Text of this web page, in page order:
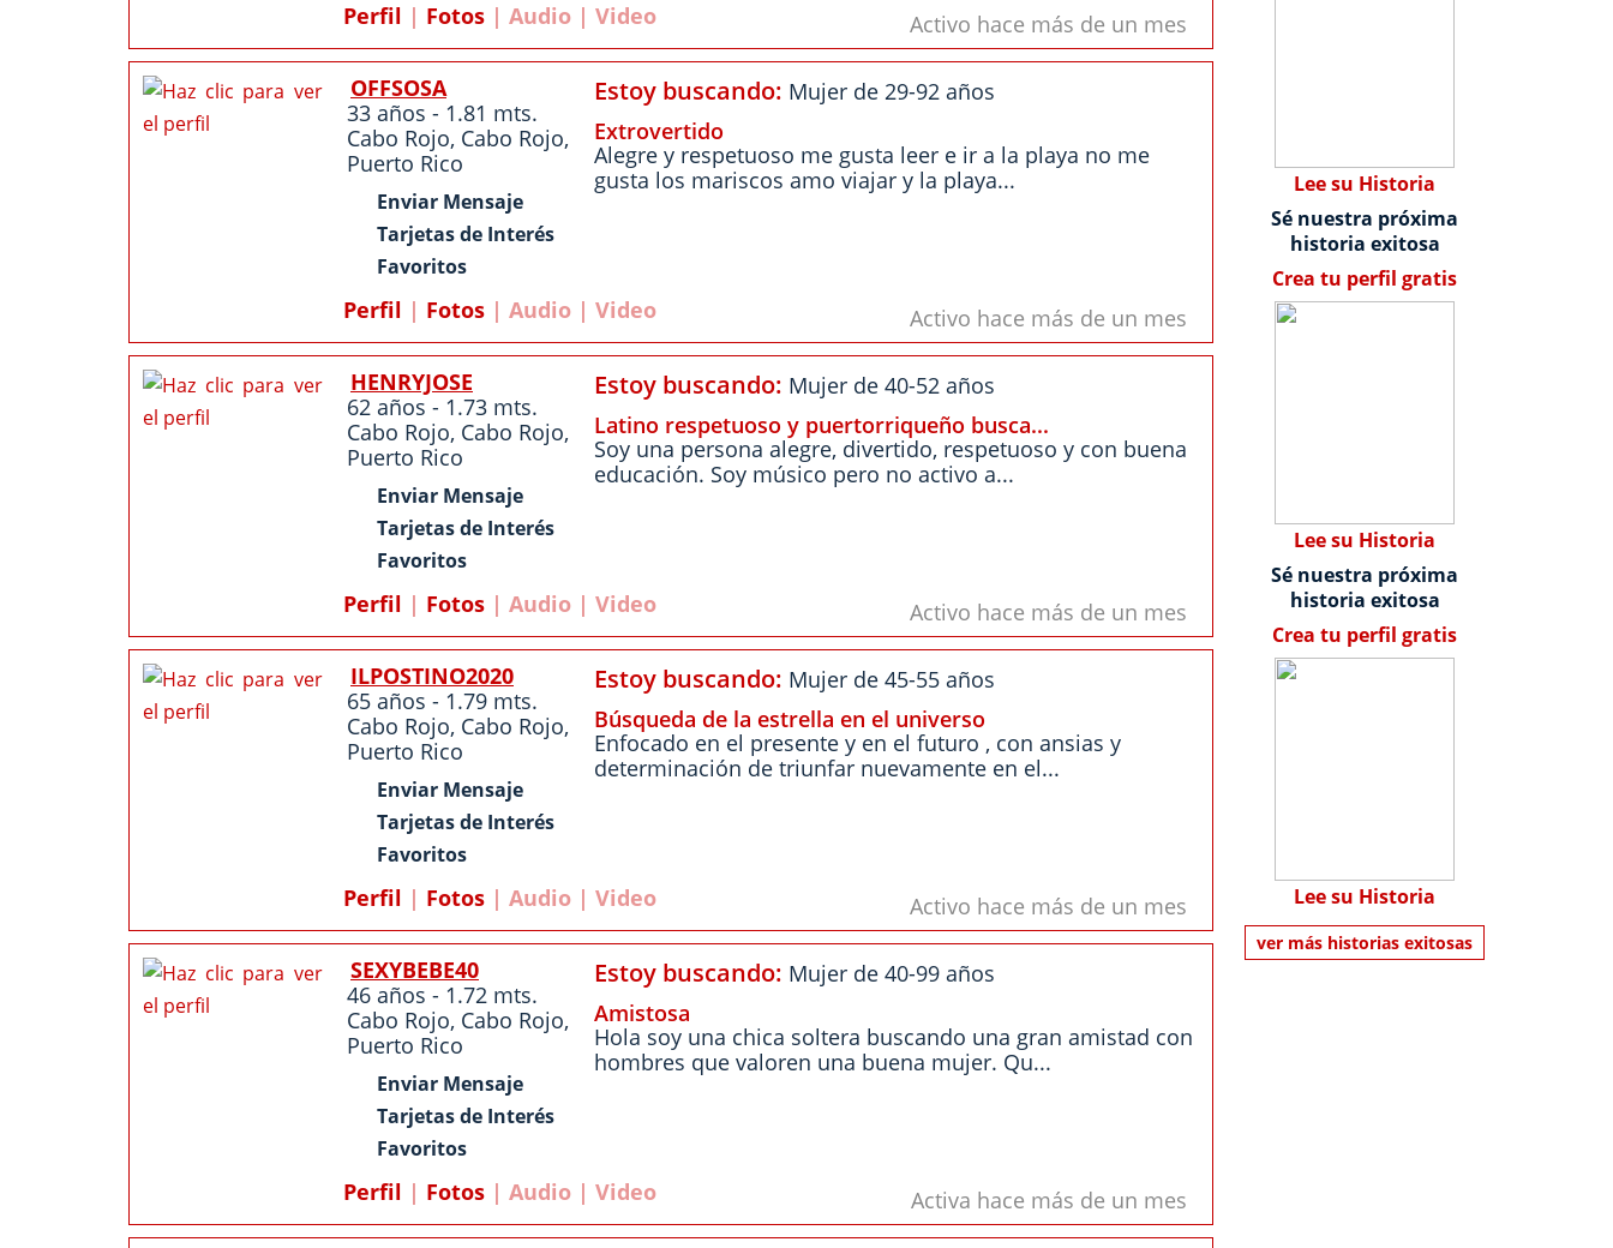
Perfil | Fotos | Audio | Video Activo hace más de un mes
OFFSOSA
33 años - 1.81 mts.
Cabo Rojo, Cabo Rojo,
Puerto Rico
Enviar Mensaje
Tarjetas de Interés
Favoritos
Estoy buscando: Mujer de 29-92 años
Extrovertido
Alegre y respetuoso me gusta leer e ir a la playa no me
gusta los mariscos amo viajar y la playa...
Perfil | Fotos | Audio | Video Activo hace más de un mes
HENRYJOSE
62 años - 1.73 mts.
Cabo Rojo, Cabo Rojo,
Puerto Rico
Enviar Mensaje
Tarjetas de Interés
Favoritos
Estoy buscando: Mujer de 40-52 años
Latino respetuoso y puertorriqueño busca...
Soy una persona alegre, divertido, respetuoso y con buena
educación. Soy músico pero no activo a...
Perfil | Fotos | Audio | Video Activo hace más de un mes
ILPOSTINO2020
65 años - 1.79 mts.
Cabo Rojo, Cabo Rojo,
Puerto Rico
Enviar Mensaje
Tarjetas de Interés
Favoritos
Estoy buscando: Mujer de 45-55 años
Búsqueda de la estrella en el universo
Enfocado en el presente y en el futuro , con ansias y
determinación de triunfar nuevamente en el...
Perfil | Fotos | Audio | Video Activo hace más de un mes
SEXYBEBE40
46 años - 1.72 mts.
Cabo Rojo, Cabo Rojo,
Puerto Rico
Enviar Mensaje
Tarjetas de Interés
Favoritos
Estoy buscando: Mujer de 40-99 años
Amistosa
Hola soy una chica soltera buscando una gran amistad con
hombres que valoren una buena mujer. Qu...
Perfil | Fotos | Audio | Video Activa hace más de un mes
Lee su Historia
Sé nuestra próxima
historia exitosa
Crea tu perfil gratis
Lee su Historia
Sé nuestra próxima
historia exitosa
Crea tu perfil gratis
Lee su Historia
ver más historias exitosas